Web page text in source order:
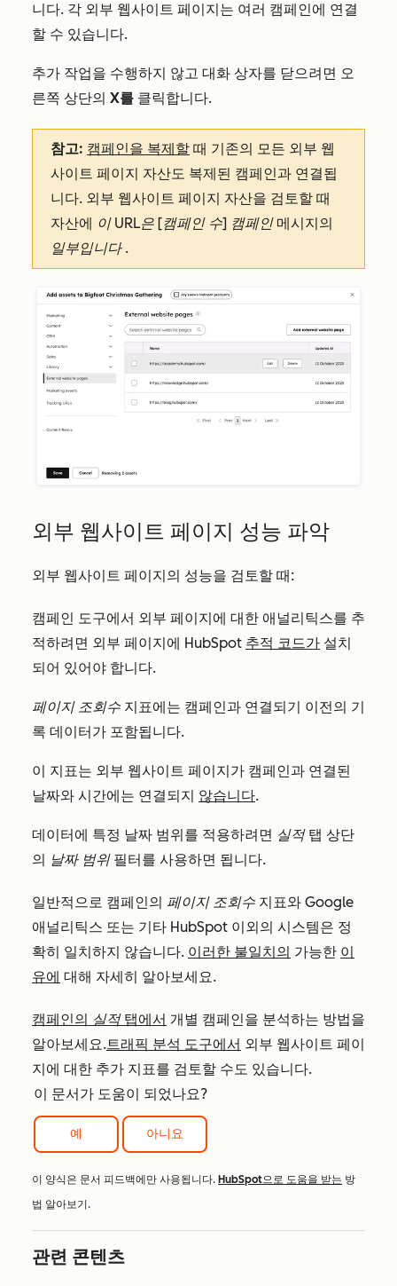
니다. 각 외부 웹사이트 페이지는 여러 캠페인에 연결
할 수 있습니다.
추가 작업을 수행하지 않고 대화 상자를 닫으려면 오
른쪽 상단의 X를 클릭합니다.
참고: 캠페인을 복제할 때 기존의 모든 외부 웹
사이트 페이지 자산도 복제된 캠페인과 연결됩
니다. 외부 웹사이트 페이지 자산을 검토할 때
자산에 이 URL은 [캠페인 수] 캠페인 메시지의
일부입니다 .
외부 웹사이트 페이지 성능 파악
외부 웹사이트 페이지의 성능을 검토할 때:
캠페인 도구에서 외부 페이지에 대한 애널리틱스를 추
적하려면 외부 페이지에 HubSpot 추적 코드가 설치
되어 있어야 합니다.
페이지 조회수지표에는 캠페인과 연결되기 이전의 기
록 데이터가 포함됩니다.
이 지표는 외부 웹사이트 페이지가 캠페인과 연결된
날짜와 시간에는 연결되지 않습니다.
데이터에 특정 날짜 범위를 적용하려면 실적 탭 상단
의 날짜 범위필터를 사용하면 됩니다.
일반적으로 캠페인의 페이지 조회수지표와 Google
애널리틱스 또는 기타 HubSpot 이외의 시스템은 정
확히 일치하지 않습니다. 이러한 불일치의 가능한 이
유에 대해 자세히 알아보세요.
캠페인의 실적 탭에서 개별 캠페인을 분석하는 방법을
알아보세요.트래픽 분석 도구에서 외부 웹사이트 페이
지에 대한 추가 지표를 검토할 수도 있습니다.
이 문서가 도움이 되었나요?
예 아니요
이 양식은 문서 피드백에만 사용됩니다. HubSpot으로 도움을 받는 방
법 알아보기.
관련 콘텐츠